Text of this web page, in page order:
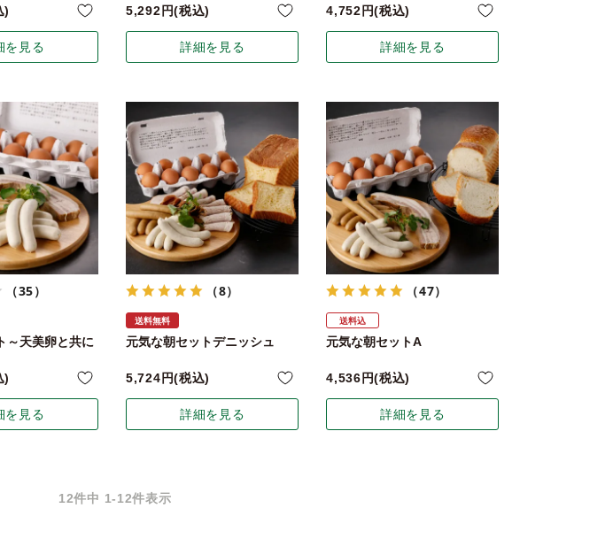
を見る
5,292 税込
詳細を見る
4,752
税込
詳細を見る
（35）
～天美卵と共に
を見る
（8）
送料無料
元気な朝セットデニッシュ
5,724 税込
詳細を見る
（47）
送料込
元気な朝セットA
4,536 税込
詳細を見る
12件中 1-12件表示